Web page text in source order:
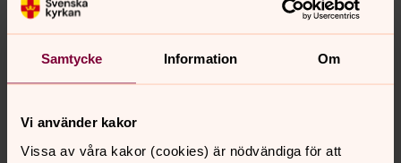
Samtycke Information Om
Vi använder kakor
Vissa av våra kakor (cookies) är nödvändiga för att
Synpunkter eller frågor på sidans
innehåll?